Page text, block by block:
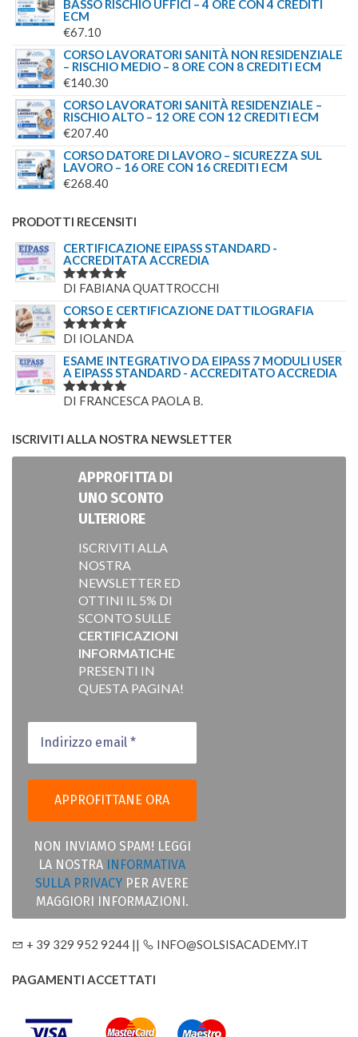
BASSO RISCHIO UFFICI – 4 ORE CON 4 CREDITI
ECM
€67.10
CORSO LAVORATORI SANITÀ NON RESIDENZIALE
– RISCHIO MEDIO – 8 ORE CON 8 CREDITI ECM
€140.30
CORSO LAVORATORI SANITÀ RESIDENZIALE –
RISCHIO ALTO – 12 ORE CON 12 CREDITI ECM
€207.40
CORSO DATORE DI LAVORO – SICUREZZA SUL
LAVORO – 16 ORE CON 16 CREDITI ECM
€268.40
PRODOTTI RECENSITI
CERTIFICAZIONE EIPASS STANDARD -
ACCREDITATA ACCREDIA
VALUTATO
DI FABIANA QUATTROCCHI
CORSO E CERTIFICAZIONE DATTILOGRAFIA
VALUTATO
DI IOLANDA
ESAME INTEGRATIVO DA EIPASS 7 MODULI USER
A EIPASS STANDARD - ACCREDITATO ACCREDIA
VALUTATO
DI FRANCESCA PAOLA B.
ISCRIVITI ALLA NOSTRA NEWSLETTER
APPROFITTA DI
UNO SCONTO
ULTERIORE
ISCRIVITI ALLA
NOSTRA
NEWSLETTER ED
OTTINI IL 5% DI
SCONTO SULLE
CERTIFICAZIONI
INFORMATICHE
PRESENTI IN
QUESTA PAGINA!
NON INVIAMO SPAM! LEGGI
LA NOSTRA
INFORMATIVA
SULLA PRIVACY PER AVERE
MAGGIORI INFORMAZIONI.
+ 39 329 952 9244 || INFO@SOLSISACADEMY.IT
PAGAMENTI ACCETTATI